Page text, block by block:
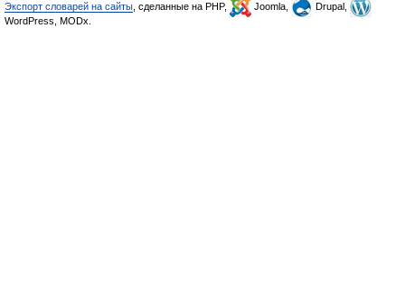
Экспорт словарей на сайты , сделанные на PHP, Joomla,
Drupal,
WordPress, MODx.